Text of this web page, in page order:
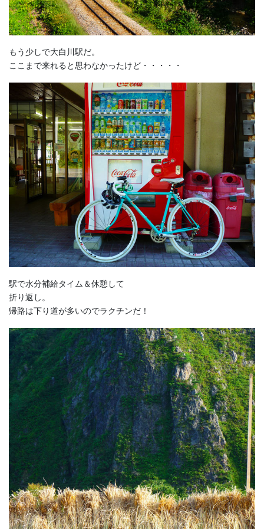
もう少しで大白川駅だ。
ここまで来れると思わなかったけど・・・・・
駅で水分補給タイム＆休憩して
折り返し。
帰路は下り道が多いのでラクチンだ！